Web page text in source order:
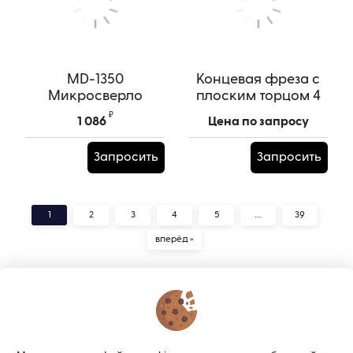
MD-1350
Микросверло
твердосплавное по
металлу 1,35 мм
Артикул:
1 086
₽
Запросить
Концевая фреза с
плоским торцом 4
10х60х10х150L
HRC 55.10х60х10х150L
Цена по запросу
Запросить
1 2 3 4 5 ... 39
вперёд »